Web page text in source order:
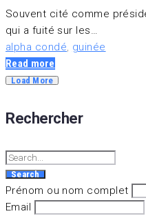
Souvent cité comme
qui a fuité sur les…
alpha condé, guinée
Read more
Load More
Rechercher
Search
Prénom ou nom complet
Email